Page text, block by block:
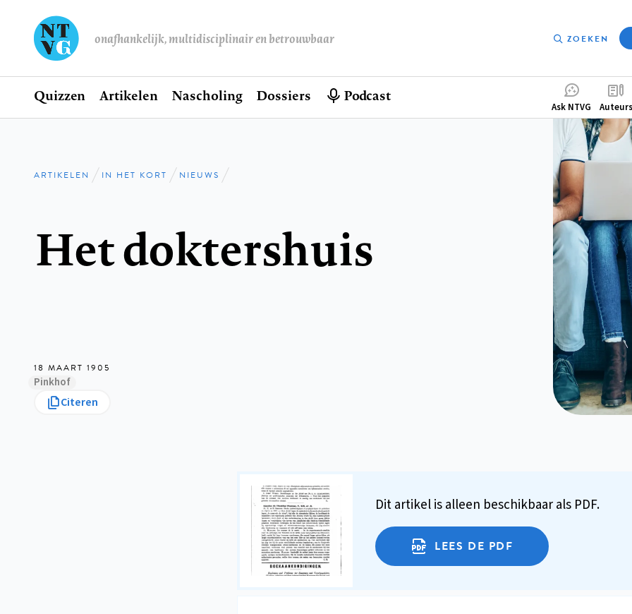
onafhankelijk, multidisciplinair en betrouwbaar ZOEKEN
Hoofdnavigatie
Home
Quizzen Artikelen Nascholing Dossiers Podcast
menu
Ask NTVG Auteurs
Kruimelpad
ARTIKELEN IN HET KORT NIEUWS
Het doktershuis
18 MAART 1905
Pinkhof
Citeren
Dit artikel is alleen beschikbaar als PDF.
LEES DE PDF